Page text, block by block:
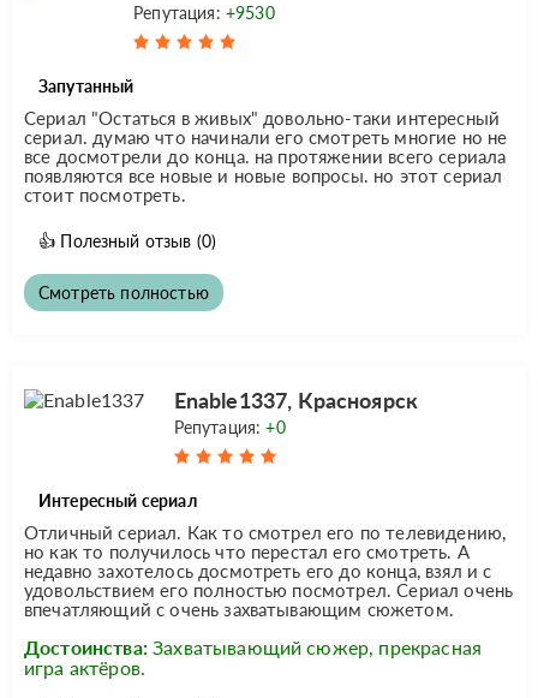
Репутация: +9530
Запутанный
Сериал "Остаться в живых" довольно-таки интересный
сериал. думаю что начинали его смотреть многие но не
все досмотрели до конца. на протяжении всего сериала
появляются все новые и новые вопросы. но этот сериал
стоит посмотреть.
👍 Полезный отзыв (0)
Смотреть полностью
Enable1337, Красноярск
Репутация:+0
Интересный сериал
Отличный сериал. Как то смотрел его по телевидению,
но как то получилось что перестал его смотреть. А
недавно захотелось досмотреть его до конца, взял и с
удовольствием его полностью посмотрел. Сериал очень
впечатляющий с очень захватывающим сюжетом.
Достоинства: Захватывающий сюжер, прекрасная
игра актёров.